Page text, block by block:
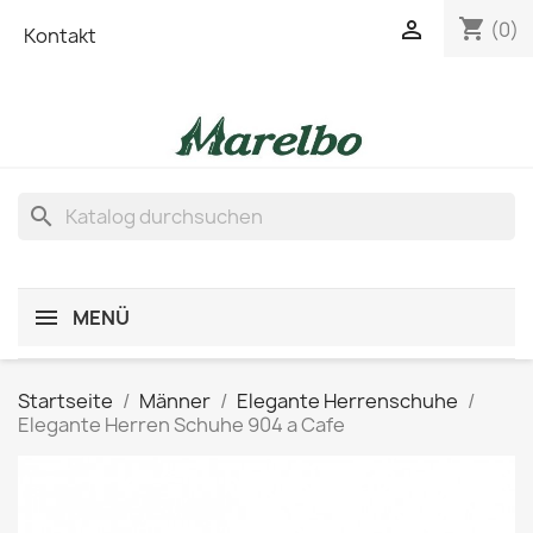
Kontakt shopping_cart (0)

search
MENÜ
Startseite Männer
Elegante Herrenschuhe
Elegante Herren Schuhe 904 a Cafe